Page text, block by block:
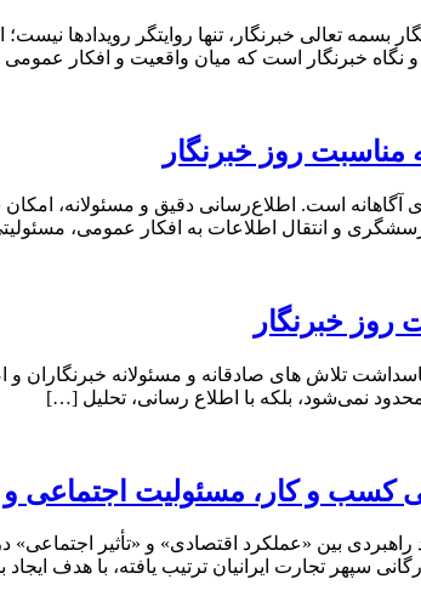
تعالی خبرنگار، تنها روایتگر رویدادها
و نگاه خبرنگار است که میان واقعیت و افکار
روز خبرنگار
است. اطلاع‌رسانی دقیق و مسئولانه،
و انتقال اطلاعات به افکار عمومی،
خبرنگار
تلاش‌ های صادقانه و مسئولانه خبرنگاران
نمی‌شود، بلکه با اطلاع رسانی، تحلیل […]
کسب و کار، مسئولیت اجتماعی و
سپهر تجارت ایرانیان ترتیب یافته، با هدف